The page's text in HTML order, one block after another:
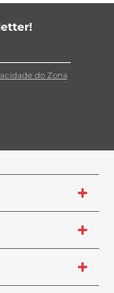
do Zona
+
+
+